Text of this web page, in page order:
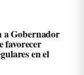
a Gobernador
favorecer
en el